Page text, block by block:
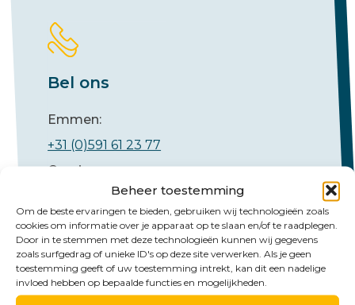
Beheer toestemming
Om de beste ervaringen te bieden, gebruiken wij technologieën zoals
cookies om informatie over je apparaat op te slaan en/of te raadplegen.
Door in te stemmen met deze technologieën kunnen wij gegevens
zoals surfgedrag of unieke ID's op deze site verwerken. Als je geen
toestemming geeft of uw toestemming intrekt, kan dit een nadelige
invloed hebben op bepaalde functies en mogelijkheden.
Bel ons
Emmen:
+31 (0)591 61 23 77
Groningen:
+31 (0)50 526 65 33